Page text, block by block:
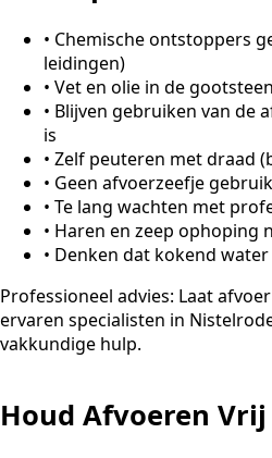
• Chemische ontstoppers
leidingen)
• Vet en olie in de
• Blijven gebruiken van de
is
• Zelf peuteren met draad
• Geen afvoerzeefje
• Te lang wachten met
• Haren en zeep ophoping
• Denken dat kokend
Professioneel advies: Laat
ervaren specialisten in
vakkundige hulp.
Houd Afvoeren Vrij